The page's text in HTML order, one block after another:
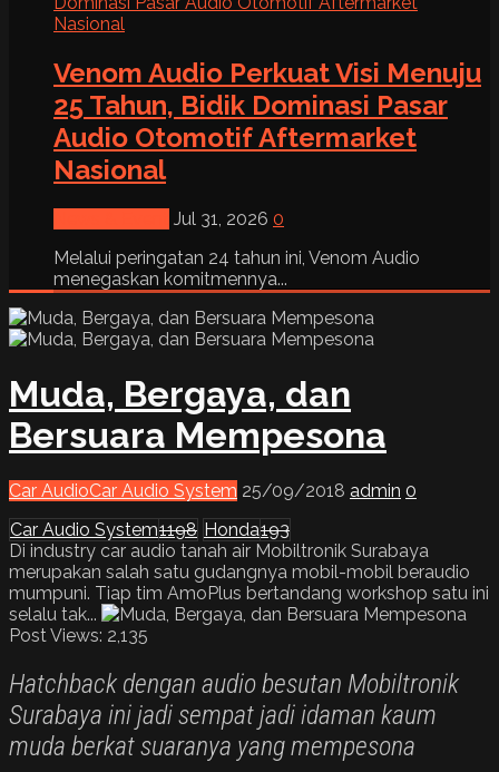
Venom Audio Perkuat Visi Menuju
25 Tahun, Bidik Dominasi Pasar
Audio Otomotif Aftermarket
Nasional
Jul 31, 2026 0
Melalui peringatan 24 tahun ini, Venom Audio
menegaskan komitmennya...
Muda, Bergaya, dan
Bersuara Mempesona
Car AudioCar Audio System 25/09/2018 admin 0
Car Audio System1198 Honda193
Di industry car audio tanah air Mobiltronik Surabaya
merupakan salah satu gudangnya mobil-mobil beraudio
mumpuni. Tiap tim AmoPlus bertandang workshop satu ini
selalu tak...
Post Views: 2,135
Hatchback dengan audio besutan Mobiltronik
Surabaya ini jadi sempat jadi idaman kaum
muda berkat suaranya yang mempesona